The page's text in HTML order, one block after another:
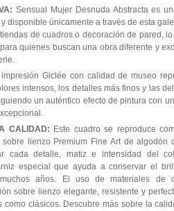
Sensual Mujer Desnuda Abstracta es
disponible únicamente a través de esta
de cuadros o decoración de pared,
quienes buscan una obra diferente y
impresión Giclée con calidad de museo
intensos, los detalles más finos y las
un auténtico efecto de pintura con
CALIDAD: Este cuadro se reproduce
lienzo Premium Fine Art de algodón
cada detalle, matiz e intensidad del
especial que ayuda a conservar el
años. El uso de materiales de
sobre lienzo elegante, resistente y
clásicos. Descubre más sobre la